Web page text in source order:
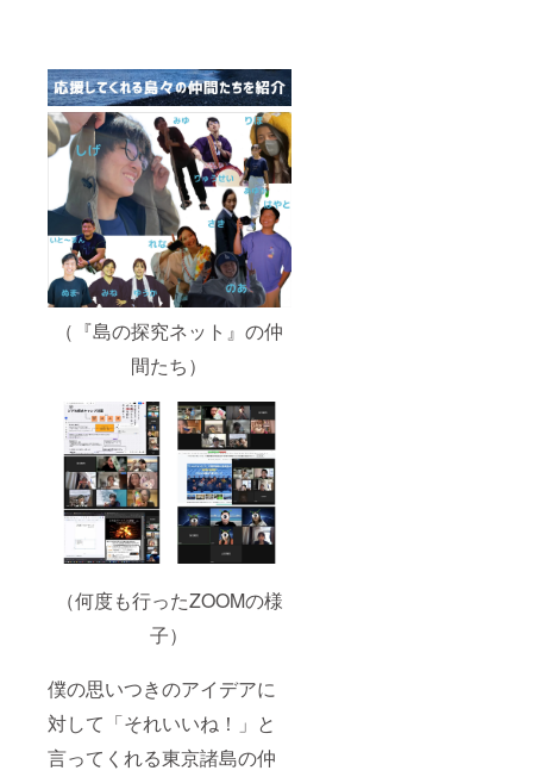
（『島の探究ネット』の仲
間たち）
（何度も行ったZOOMの様
子）
僕の思いつきのアイデアに
対して「それいいね！」と
言ってくれる東京諸島の仲